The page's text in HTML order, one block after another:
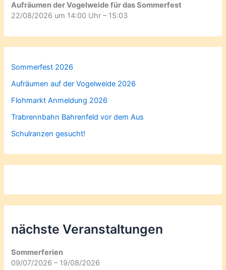
Aufräumen der Vogelweide für das Sommerfest
22/08/2026 um 14:00 Uhr – 15:03
Sommerfest 2026
Aufräumen auf der Vogelweide 2026
Flohmarkt Anmeldung 2026
Trabrennbahn Bahrenfeld vor dem Aus
Schulranzen gesucht!
nächste Veranstaltungen
Sommerferien
09/07/2026 – 19/08/2026